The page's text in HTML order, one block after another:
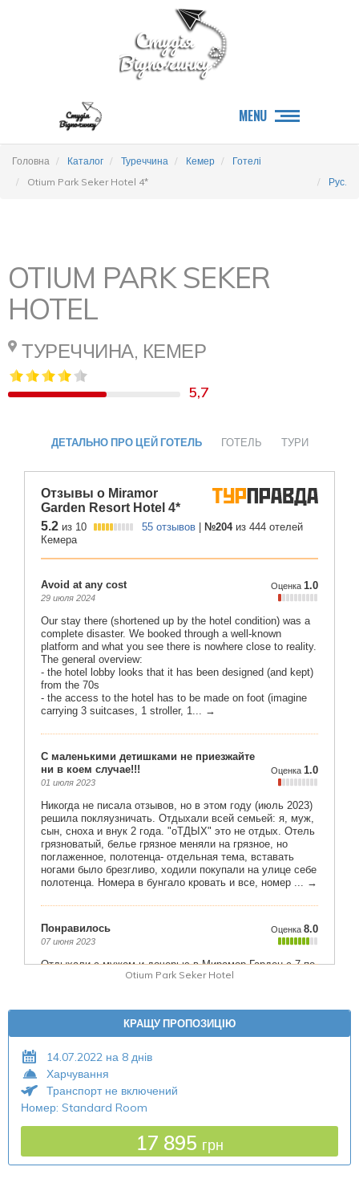
MENU
Головна Каталог Туреччина Кемер
Готелі
Otium Park Seker Hotel 4*
Рус.
OTIUM PARK SEKER
HOTEL
ТУРЕЧЧИНА, КЕМЕР
5,7
ДЕТАЛЬНО ПРО ЦЕЙ ГОТЕЛЬ ГОТЕЛЬ ТУРИ
Otium Park Seker Hotel
КРАЩУ ПРОПОЗИЦІЮ
14.07.2022 на 8 днів
Харчування
Транспорт не включений
Номер: Standard Room
17 895 грн